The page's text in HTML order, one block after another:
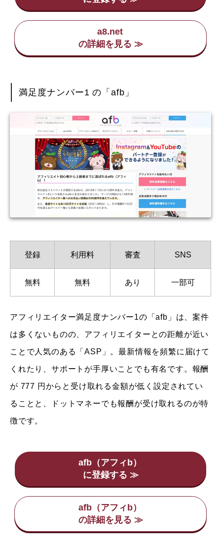
a8.net
満足度ナンバー1 の「afb」
登録 利用料 審査 SNS
無料 無料 あり 一部可
アフィリエイター満足度ナンバー1の「afb」は、案件
は多くないものの、アフィリエイターとの距離が近い
ことで人気のある「ASP」。最新情報を頻繁に届けて
くれたり、サポートが手厚いことでも有名です。報酬
が 777 円からと受け取れる金額が低く設定されてい
ることと、ドットマネーでも報酬が受け取れるのが特
徴です。
afb（アフィb）
afb（アフィb）